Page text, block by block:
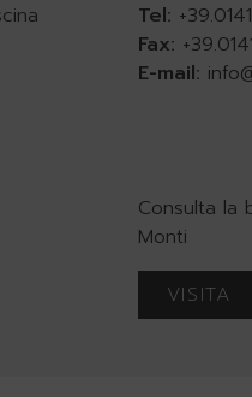
Tel:
Fax:
E-mail:
Consulta la
Monti
VISITA